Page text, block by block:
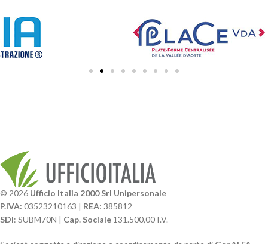
© 2026 Ufficio Italia 2000 Srl Unipersonale
P.IVA: 03523210163 | REA: 385812
SDI: SUBM70N | Cap. Sociale 131.500,00 I.V.